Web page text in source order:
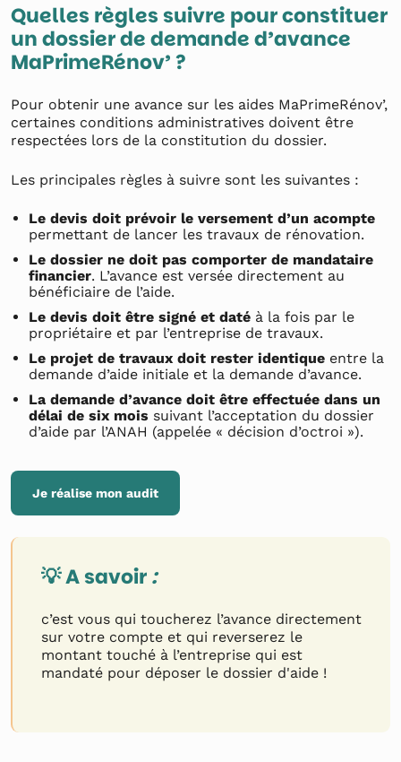
Quelles règles suivre pour constituer
un dossier de demande d’avance
MaPrimeRénov’ ?
Pour obtenir une avance sur les aides MaPrimeRénov’,
certaines conditions administratives doivent être
respectées lors de la constitution du dossier.
Les principales règles à suivre sont les suivantes :
Le devis doit prévoir le versement d’un acompte
permettant de lancer les travaux de rénovation.
Le dossier ne doit pas comporter de mandataire
financier. L’avance est versée directement au
bénéficiaire de l’aide.
Le devis doit être signé et daté à la fois par le
propriétaire et par l’entreprise de travaux.
Le projet de travaux doit rester identique entre la
demande d’aide initiale et la demande d’avance.
La demande d’avance doit être effectuée dans un
délai de six mois suivant l’acceptation du dossier
d’aide par l’ANAH (appelée « décision d’octroi »).
Je réalise mon audit
💡 A savoir:
c’est vous qui toucherez l’avance directement
sur votre compte et qui reverserez le
montant touché à l’entreprise qui est
mandaté pour déposer le dossier d'aide !